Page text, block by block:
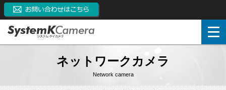
ネットワークカメラ
Network camera